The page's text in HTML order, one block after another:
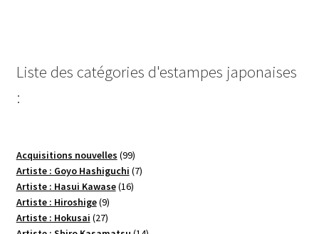
Liste des catégories d'estampes japonaises
:
Acquisitions nouvelles 9999
produits
Artiste : Goyo Hashiguchi 77
Artiste : Hasui Kawase 1616
Artiste : Hiroshige 99
produits
Artiste : Hokusai 2727